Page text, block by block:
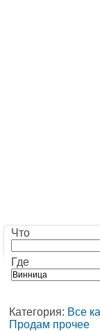
Что
Где
Категория: Все
Продам прочее